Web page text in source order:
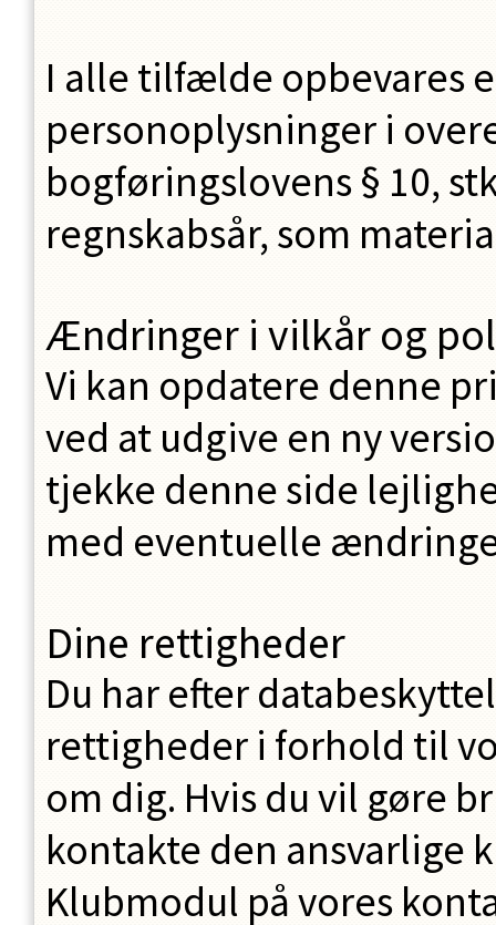
I alle tilfælde opbevares
personoplysninger i
bogføringslovens § 10,
regnskabsår, som
Ændringer i vilkår og
Vi kan opdatere denne
ved at udgive en ny
tjekke denne side
med eventuelle
Dine rettigheder
Du har efter
rettigheder i forhold til
om dig. Hvis du vil gøre
kontakte den ansvarlige
Klubmodul på vores